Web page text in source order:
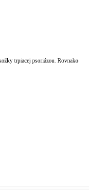
trpiacej psoriázou. Rovnako